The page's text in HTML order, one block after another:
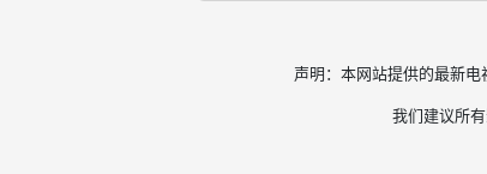
声明：本网站提供的最新
我们建议所